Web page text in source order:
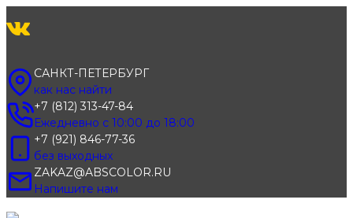
к
САНКТ-ПЕТЕРБУРГ
как нас найти
+7 (812) 313-47-84
Ежедневно с 10:00 до 18:00
+7 (921) 846-77-36
без выходных
ZAKAZ@ABSCOLOR.RU
Напишите нам